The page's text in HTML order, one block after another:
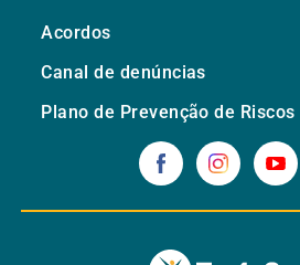
Acordos
Canal de denúncias
Plano de Prevenção de Riscos